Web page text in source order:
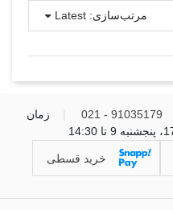
مرتب‌سازی: Latest
91035179 - 021
زمان
خرید قسطی